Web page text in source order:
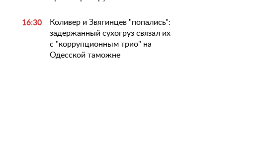
16:30
Коливер и Звягинцев "попались":
задержанный сухогруз связал их
с "коррупционным трио" на
Одесской таможне